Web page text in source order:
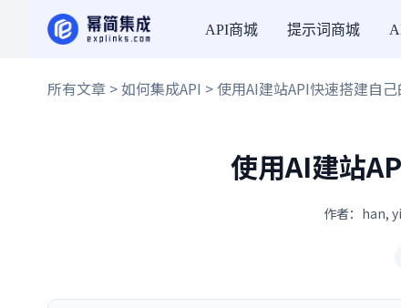
API商城 提示词商城
所有文章 >如何集成API > 使用AI建站API快速搭建自
使用AI建站
作者：han,